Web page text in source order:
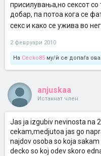
присилувања,но сексот
добар, па потоа кога се
секс и како се ужива во
2 февруари 2010
На Cecko85 му/ѝ се допаѓа ова.
anjuskaa
Истакнат член
Jas ja izgubiv nevinosta na
cekam,medjutoa jas go
najdov osoba so koja
decko so koj odev skoro